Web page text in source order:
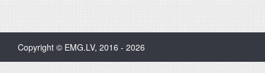
Copyright © EMG.LV, 2016 - 2026